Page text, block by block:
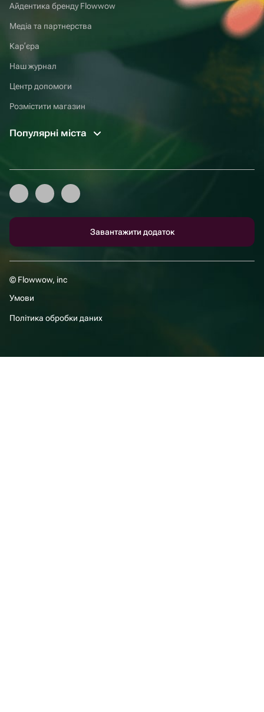
Айдентика бренду Flowwow
Медіа та партнерства
Карʼєра
Наш журнал
Центр допомоги
Розмістити магазин
Популярні міста
Завантажити додаток
© Flowwow, inc
Умови
Політика обробки даних